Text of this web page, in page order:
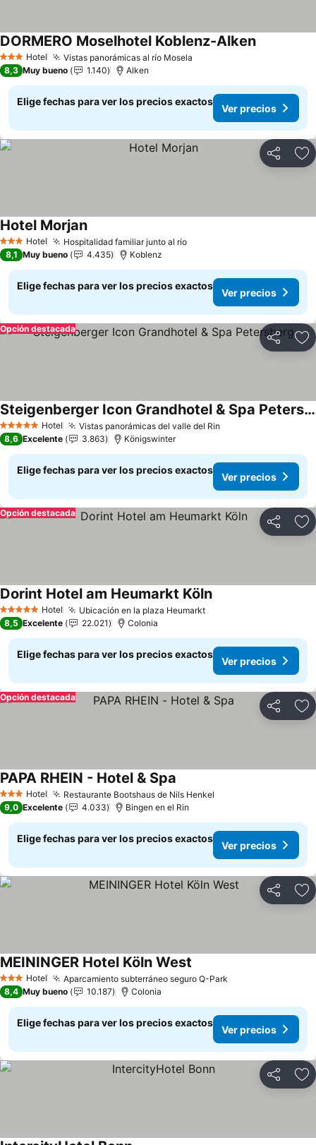
3 Estrellas
Hotel Vistas panorámicas al río Mosela
DORMERO Moselhotel Koblenz-Alken
8,3 Muy bueno 1.140 Alken
Elige fechas para ver los precios exactos
Ver precios
Compartir
3 Estrellas
Hotel Hospitalidad familiar junto al río
Hotel Morjan
8,1 Muy bueno 4.435 Koblenz
Elige fechas para ver los precios exactos
Ver precios
Compartir
Opción destacada
5 Estrellas Hotel Vistas panorámicas del valle del Rin
Steigenberger Icon Grandhotel & Spa Petersberg
8,6 Excelente 3.863 Königswinter
Elige fechas para ver los precios exactos
Ver precios
Compartir
Opción destacada
5 Estrellas Hotel Ubicación en la plaza Heumarkt
Dorint Hotel am Heumarkt Köln
8,5 Excelente 22.021 Colonia
Elige fechas para ver los precios exactos
Ver precios
Compartir
Opción destacada
3 Estrellas
Hotel Restaurante Bootshaus de Nils Henkel
PAPA RHEIN - Hotel & Spa
9,0 Excelente 4.033 Bingen en el Rin
Elige fechas para ver los precios exactos
Ver precios
Compartir
3 Estrellas
Hotel Aparcamiento subterráneo seguro Q-Park
MEININGER Hotel Köln West
8,4 Muy bueno 10.187 Colonia
Elige fechas para ver los precios exactos
Ver precios
Compartir